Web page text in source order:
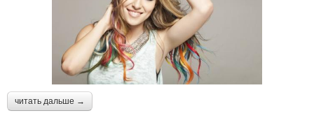
читать дальше →